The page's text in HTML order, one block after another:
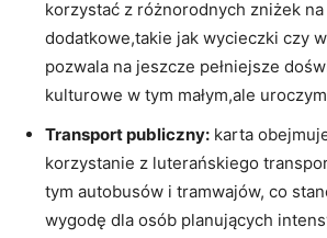
⁣korzystać z różnorodnych zniżek
dodatkowe,takie jak wycieczki czy
‌pozwala na jeszcze pełniejsze
kulturowe ⁤w tym ⁤małym,ale
Transport publiczny: karta
korzystanie z luterańskiego
tym autobusów i tramwajów, co
wygodę dla osób planujących​